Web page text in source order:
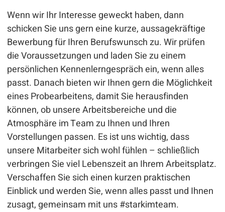
Wenn wir Ihr Interesse geweckt haben, dann
schicken Sie uns gern eine kurze, aussagekräftige
Bewerbung für Ihren Berufswunsch zu. Wir prüfen
die Voraussetzungen und laden Sie zu einem
persönlichen Kennenlerngespräch ein, wenn alles
passt. Danach bieten wir Ihnen gern die Möglichkeit
eines Probearbeitens, damit Sie herausfinden
können, ob unsere Arbeitsbereiche und die
Atmosphäre im Team zu Ihnen und Ihren
Vorstellungen passen. Es ist uns wichtig, dass
unsere Mitarbeiter sich wohl fühlen – schließlich
verbringen Sie viel Lebenszeit an Ihrem Arbeitsplatz.
Verschaffen Sie sich einen kurzen praktischen
Einblick und werden Sie, wenn alles passt und Ihnen
zusagt, gemeinsam mit uns #starkimteam.